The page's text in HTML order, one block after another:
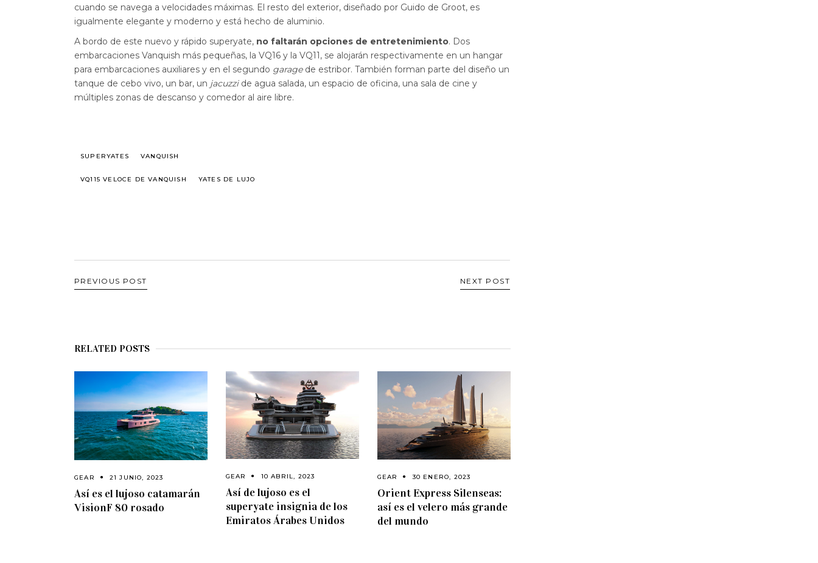
cuando se navega a velocidades máximas. El resto del exterior, diseñado por Guido de Groot, es
igualmente elegante y moderno y está hecho de aluminio.
A bordo de este nuevo y rápido superyate, no faltarán opciones de entretenimiento. Dos
embarcaciones Vanquish más pequeñas, la VQ16 y la VQ11, se alojarán respectivamente en un hangar
para embarcaciones auxiliares y en el segundo garagede estribor. También forman parte del diseño un
tanque de cebo vivo, un bar, un jacuzzide agua salada, un espacio de oficina, una sala de cine y
múltiples zonas de descanso y comedor al aire libre.
SUPERYATES VANQUISH
VQ115 VELOCE DE VANQUISH YATES DE LUJO
PREVIOUS POST NEXT POST
RELATED POSTS
GEAR 21 JUNIO, 2023
Así es el lujoso catamarán
VisionF 80 rosado
GEAR 10 ABRIL, 2023
Así de lujoso es el
superyate insignia de los
Emiratos Árabes Unidos
GEAR 30 ENERO, 2023
Orient Express Silenseas:
así es el velero más grande
del mundo